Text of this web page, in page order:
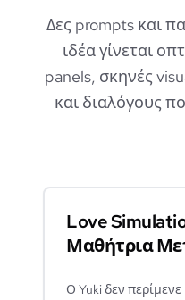
Δες prompts και
ιδέα γίνεται
panels, σκηνές
και διαλόγους
Love
Μαθήτρια
Ο Yuki δεν